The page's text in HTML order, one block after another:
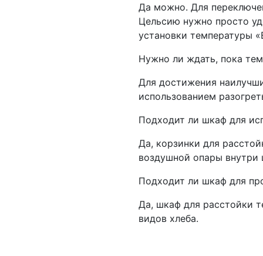
Да можно. Для
Цельсию нужно просто
установки температуры
Нужно ли ждать, пока
Для достижения
использованием
Подходит ли шкаф для
Да, корзинки для
воздушной опары внутри
Подходит ли шкаф для
Да, шкаф для расстойки
видов хлеба.